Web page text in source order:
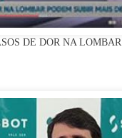
DE DOR NA